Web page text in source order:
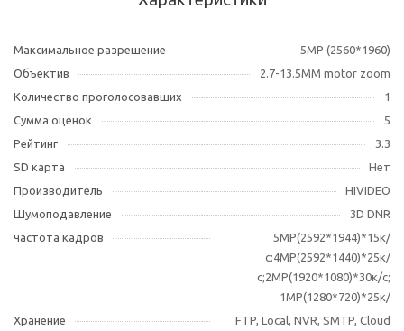
Максимальное разрешение
5MP (2560*1960)
Объектив
2.7-13.5MM motor zoom
Количество проголосовавших
1
Сумма оценок
5
Рейтинг
3.3
SD карта
Нет
Производитель
HIVIDEO
Шумоподавление
3D DNR
частота кадров
5МР(2592*1944)*15к/
с:4MP(2592*1440)*25к/
с;2МР(1920*1080)*30к/с;
1МР(1280*720)*25к/
Хранение
FTP, Local, NVR, SMTP, Cloud